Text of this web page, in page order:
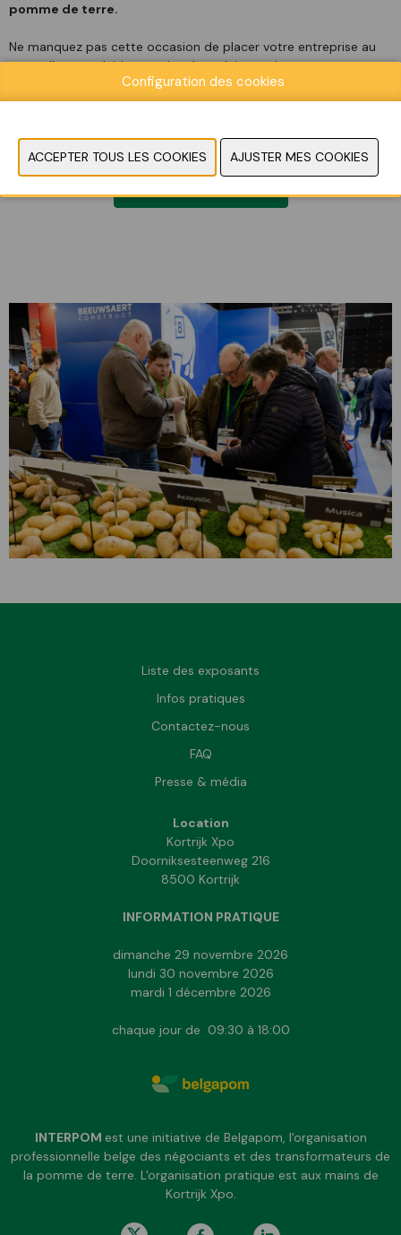
pomme de terre.
Ne manquez pas cette occasion de placer votre entreprise au
cœur d'un marché international en pleine croissance.
Liste des exposants
Infos pratiques
Contactez-nous
FAQ
Presse & média
Location
Kortrijk Xpo
Doorniksesteenweg 216
8500 Kortrijk
INFORMATION PRATIQUE
dimanche 29 novembre 2026
lundi 30 novembre 2026
mardi 1 décembre 2026
chaque jour de 09:30 à 18:00
INTERPOM est une initiative de Belgapom, l'organisation
professionnelle belge des négociants et des transformateurs de
la pomme de terre. L'organisation pratique est aux mains de
Kortrijk Xpo.
Configuration des cookies